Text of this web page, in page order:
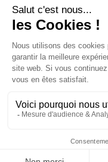
REPRÉSENTANT DE